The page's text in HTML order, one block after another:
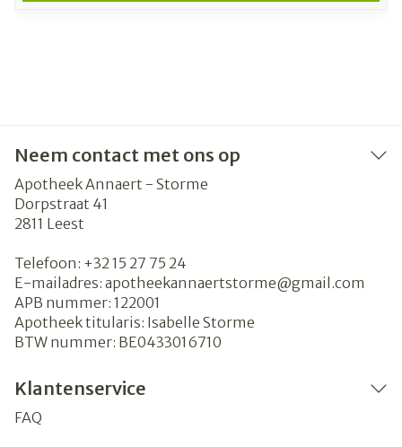
Neem contact met ons op
Apotheek Annaert - Storme
Dorpstraat 41
2811 Leest
Telefoon: +32 15 27 75 24
E-mailadres: apotheekannaertstorme@gmail.com
APB nummer: 122001
Apotheek titularis: Isabelle Storme
BTW nummer: BE0433016710
Klantenservice
FAQ